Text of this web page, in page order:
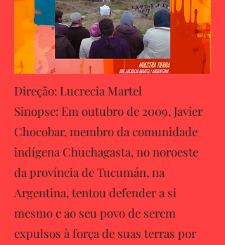
Direção: Lucrecia Martel
Sinopse: Em outubro de 2009, Javier
Chocobar, membro da comunidade
indígena Chuchagasta, no noroeste
da província de Tucumán, na
Argentina, tentou defender a si
mesmo e ao seu povo de serem
expulsos à força de suas terras por